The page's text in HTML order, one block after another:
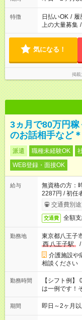
特徴 日払いOK / 履
上の大量募集 /
気になる！
掲載
3ヵ月で80万円
のお話相手など＊
派遣 職種未経験OK
WEB登録・面接OK
給与
無資格の方：
2287円 / 初任
交通費別
交通費 全額
勤務地
東京都八王子
西八王子駅 /
介護施設
相談ください
勤務時間
【シフト例】
は一例です！
期間 即日～2ヶ月